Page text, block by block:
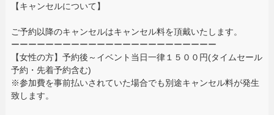
【キャンセルについて】
ご予約以降のキャンセルはキャンセル料を頂戴いたします。
ーーーーーーーーーーーーーーーーーーーーーーーー
【女性の方】予約後～イベント当日一律１５００円(タイムセール
予約・先着予約含む)
※参加費を事前払いされていた場合でも別途キャンセル料が発生
致します。